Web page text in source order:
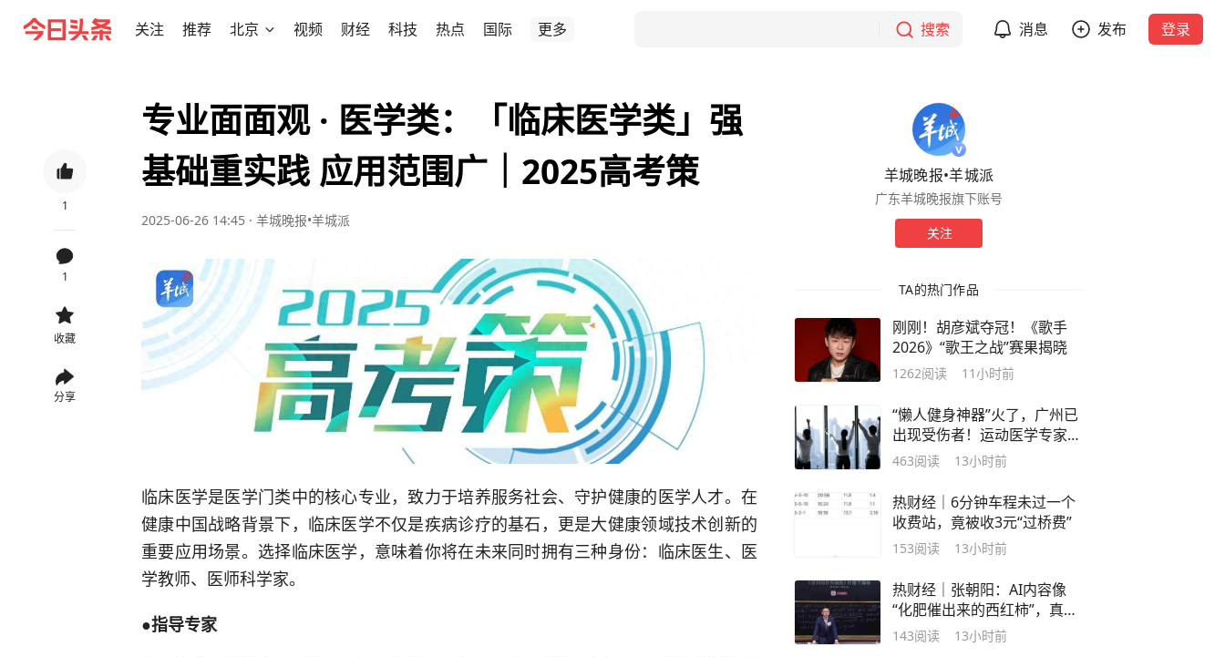
关注 推荐 北京 视频 财经 科技 热点 国际 更多 搜索 消息 发布 登录
1
1
收藏
分享
专业面面观 · 医学类：「临床医学类」强
基础重实践 应用范围广｜2025高考策
2025-06-26 14:45 · 羊城晚报•羊城派
临床医学是医学门类中的核心专业，致力于培养服务社会、守护健康的医学人才。在
健康中国战略背景下，临床医学不仅是疾病诊疗的基石，更是大健康领域技术创新的
重要应用场景。选择临床医学，意味着你将在未来同时拥有三种身份：临床医生、医
学教师、医师科学家。
●指导专家
羊城晚报•羊城派
广东羊城晚报旗下账号
关注
TA的热门作品
刚刚！胡彦斌夺冠！《歌手
2026》“歌王之战”赛果揭晓
1262阅读 11小时前
“懒人健身神器”火了，广州已
出现受伤者！运动医学专家提
醒慎选
463阅读 13小时前
热财经｜6分钟车程未过一个
收费站，竟被收3元“过桥费”
153阅读 13小时前
热财经｜张朝阳：AI内容像
“化肥催出来的西红柿”，真人
原创是“带点泥的胡萝卜”
143阅读 13小时前